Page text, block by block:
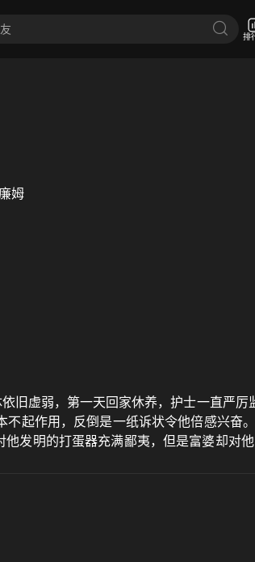
排
姆
旧虚弱，第一天回家休养，护士一直严
起作用，反倒是一纸诉状令他倍感兴奋
发明的打蛋器充满鄙夷，但是富婆却对